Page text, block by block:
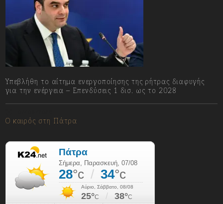
Υπεβλήθη το αίτημα ενεργοποίησης της ρήτρας διαφυγής
για την ενέργεια – Επενδύσεις 1 δισ. ως το 2028
Ο καιρός στη Πάτρα